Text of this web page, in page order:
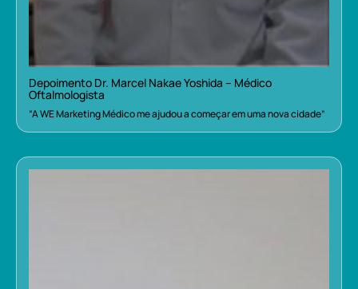
Depoimento Dr. Marcel Nakae Yoshida – Médico
Oftalmologista
“A WE Marketing Médico me ajudou a começar em uma nova cidade”